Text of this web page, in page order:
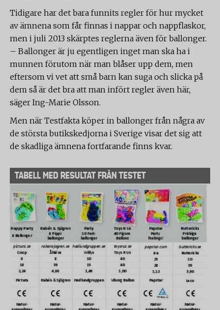
Tidigare har det bara funnits regler för hur mycket
av ämnena som får finnas i nappar och nappflaskor,
men i juli 2013 skärptes reglerna även för ballonger.
– Ballonger är ju egentligen inget man ska ha i
munnen förutom när man blåser upp dem, men
eftersom vi vet att små barn kan suga och slicka på
dem så är det bra att man infört regler även här,
säger Ing-Marie Olsson.
Men när Testfakta köper in ballonger från några av
de största butikskedjorna i Sverige visar det sig att
de skadliga ämnena fortfarande finns kvar.
TABELL MED RESULTAT FRÅN TESTET